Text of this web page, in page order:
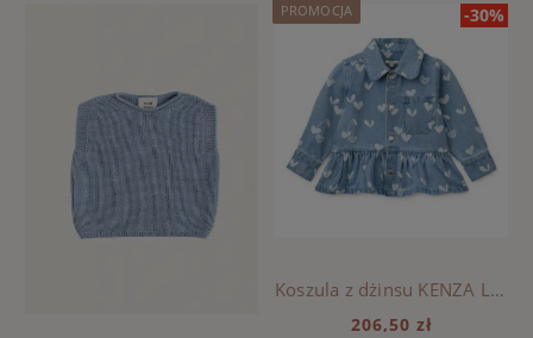
-30%
Koszula z dżinsu KENZA Liewood - SWEETHEARTS / LIGHT BLUE DENIM
206,50 zł
PROMOCJA